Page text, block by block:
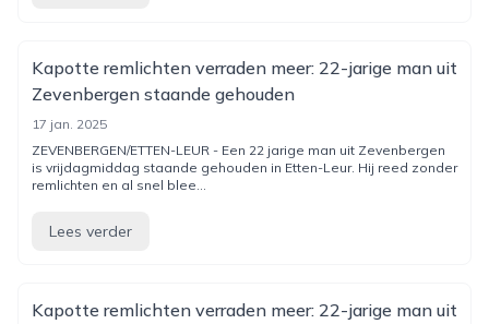
Kapotte remlichten verraden meer: 22-jarige man uit
Zevenbergen staande gehouden
17 jan. 2025
ZEVENBERGEN/ETTEN-LEUR - Een 22 jarige man uit Zevenbergen
is vrijdagmiddag staande gehouden in Etten-Leur. Hij reed zonder
remlichten en al snel blee...
Lees verder
Kapotte remlichten verraden meer: 22-jarige man uit